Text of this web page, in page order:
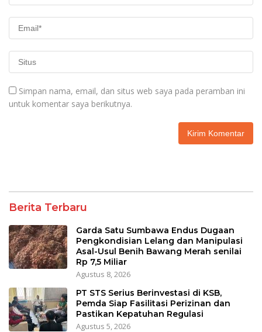
Simpan nama, email, dan situs web saya pada peramban ini
untuk komentar saya berikutnya.
Berita Terbaru
Garda Satu Sumbawa Endus Dugaan
Pengkondisian Lelang dan Manipulasi
Asal-Usul Benih Bawang Merah senilai
Rp 7,5 Miliar
Agustus 8, 2026
PT STS Serius Berinvestasi di KSB,
Pemda Siap Fasilitasi Perizinan dan
Pastikan Kepatuhan Regulasi
Agustus 5, 2026